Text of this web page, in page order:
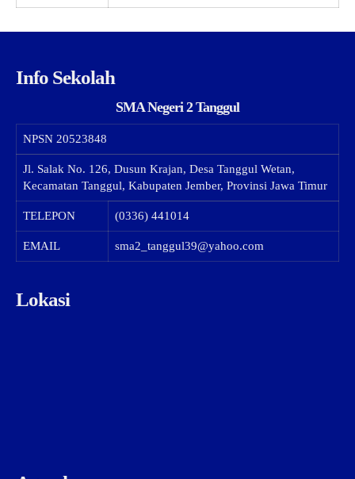
Info Sekolah
SMA Negeri 2 Tanggul
NPSN 20523848
Jl. Salak No. 126, Dusun Krajan, Desa Tanggul Wetan,
Kecamatan Tanggul, Kabupaten Jember, Provinsi Jawa Timur
TELEPON (0336) 441014
EMAIL sma2_tanggul39@yahoo.com
Lokasi